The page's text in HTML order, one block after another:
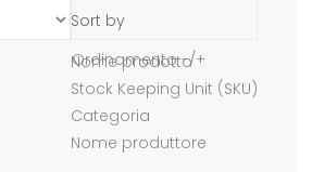
Sort by
Ordinamento -/+
Nome prodotto
Stock Keeping Unit (SKU)
Categoria
Nome produttore